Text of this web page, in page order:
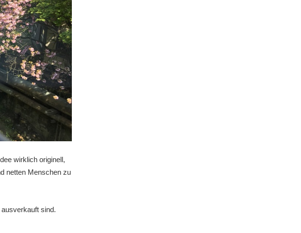
wirklich originell,
netten Menschen zu
sind.